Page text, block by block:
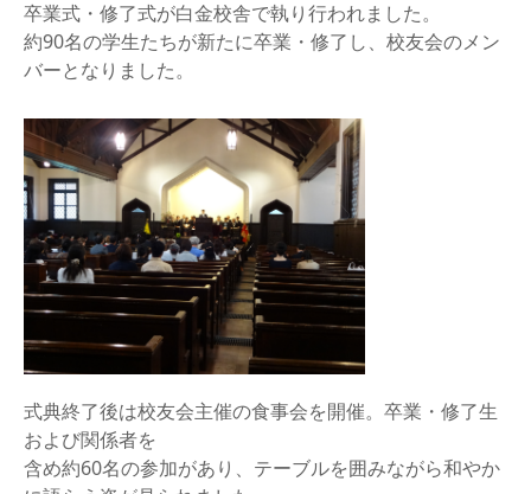
卒業式・修了式が白金校舎で執り行われました。
約90名の学生たちが新たに卒業・修了し、校友会のメン
バーとなりました。
式典終了後は校友会主催の食事会を開催。卒業・修了生
および関係者を
含め約60名の参加があり、テーブルを囲みながら和やか